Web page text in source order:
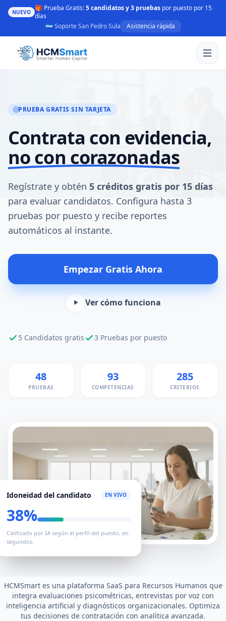
NUEVO 🎁 Prueba Gratis:5 candidatos y 3 pruebas por puesto por 15
días
🇭🇳 Soporte San Pedro Sula
Asistencia rápida
PRUEBA GRATIS SIN TARJETA
Contrata con evidencia,
no con corazonadas
Regístrate y obtén 5 créditos gratis por 15 días
para evaluar candidatos. Configura hasta 3
pruebas por puesto y recibe reportes
automáticos al instante.
Empezar Gratis Ahora
Ver cómo funciona
5 Candidatos gratis 3 Pruebas por puesto
48
PRUEBAS
93
COMPETENCIAS
285
CRITERIOS
Idoneidad del candidato EN VIVO
82%
Calificado por IA según el perfil del puesto, en
segundos.
HCMSmart es una plataforma SaaS para Recursos Humanos que
integra evaluaciones psicométricas, entrevistas por voz con
inteligencia artificial y diagnósticos organizacionales. Optimiza
tus decisiones de contratación con analítica avanzada.